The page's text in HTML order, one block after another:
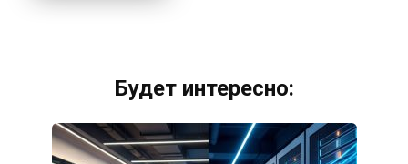
Будет интересно: